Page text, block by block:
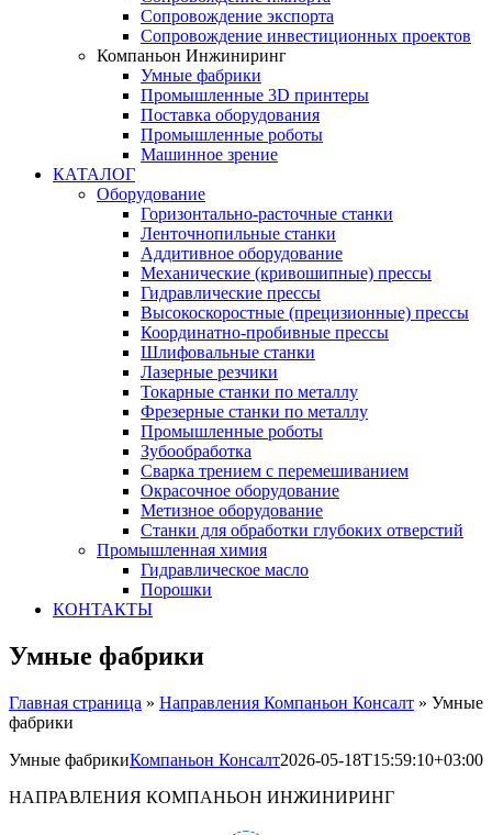
Сопровождение экспорта
Сопровождение инвестиционных проектов
Компаньон Инжиниринг
Умные фабрики
Промышленные 3D принтеры
Поставка оборудования
Промышленные роботы
Машинное зрение
КАТАЛОГ
Оборудование
Горизонтально-расточные станки
Ленточнопильные станки
Аддитивное оборудование
Механические (кривошипные) прессы
Гидравлические прессы
Высокоскоростные (прецизионные) прессы
Координатно-пробивные прессы
Шлифовальные станки
Лазерные резчики
Токарные станки по металлу
Фрезерные станки по металлу
Промышленные роботы
Зубообработка
Сварка трением с перемешиванием
Окрасочное оборудование
Метизное оборудование
Станки для обработки глубоких отверстий
Промышленная химия
Гидравлическое масло
Порошки
КОНТАКТЫ
Умные фабрики
Главная страница » Направления Компаньон Консалт » Умные
фабрики
Умные фабрикиКомпаньон Консалт2026-05-18T15:59:10+03:00
НАПРАВЛЕНИЯ КОМПАНЬОН ИНЖИНИРИНГ